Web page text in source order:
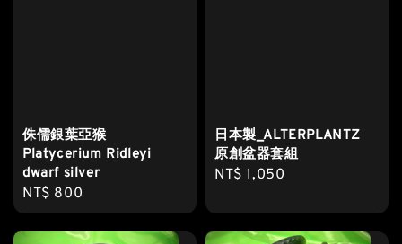
侏儒銀葉亞猴
Platycerium Ridleyi
dwarf silver
Regular
price
NT$ 800
日本製_ALTERPLANTZ
原創盆器套組
Regular
NT$ 1,050